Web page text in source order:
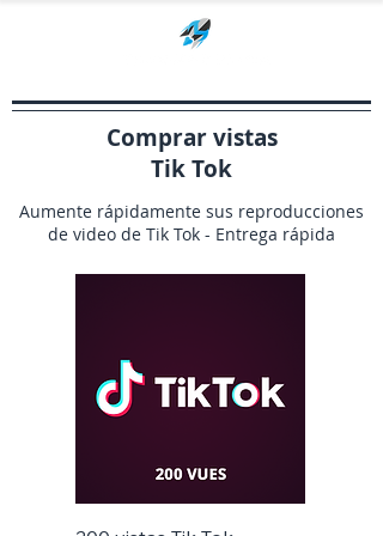
Comprar vistas
Tik Tok
Aumente rápidamente sus reproducciones
de video de Tik Tok - Entrega rápida